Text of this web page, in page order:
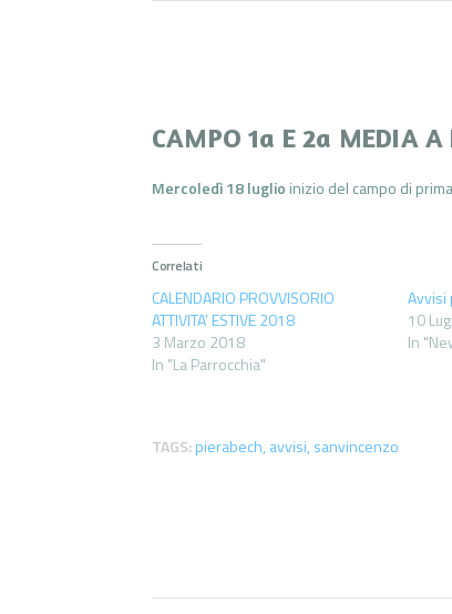
CAMPO 1a E 2a MEDIA A
Mercoledì 18 luglio inizio del campo di
Correlati
CALENDARIO PROVVISORIO
ATTIVITA’ ESTIVE 2018
3 Marzo 2018
In "La Parrocchia"
10
In
TAGS:pierabech, avvisi, sanvincenzo